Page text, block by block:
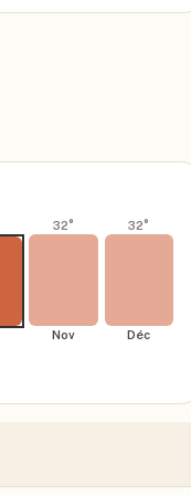
32°
Nov
32°
Déc